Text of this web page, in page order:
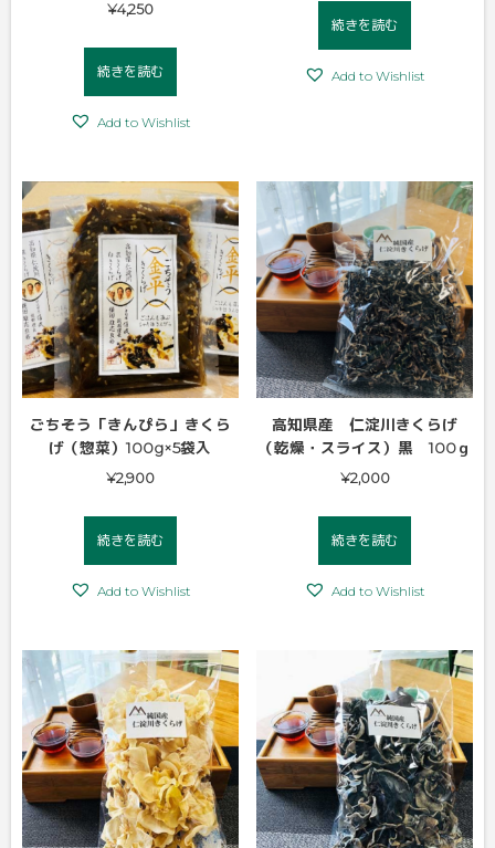
¥4,250
続きを読む
Add to Wishlist
続きを読む
Add to Wishlist
ごちそう「きんぴら」きくら
げ（惣菜）100g×5袋入
¥2,900
続きを読む
Add to Wishlist
高知県産 仁淀川きくらげ
（乾燥・スライス）黒 100ｇ
¥2,000
続きを読む
Add to Wishlist